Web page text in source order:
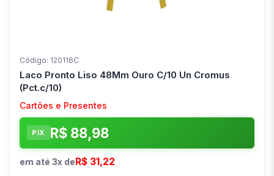
Código: 120116C
Laco Pronto Liso 48Mm Ouro C/10 Un Cromus
(Pct.c/10)
Cartões e Presentes
PIX R$ 88,98
em até 3x deR$ 31,22